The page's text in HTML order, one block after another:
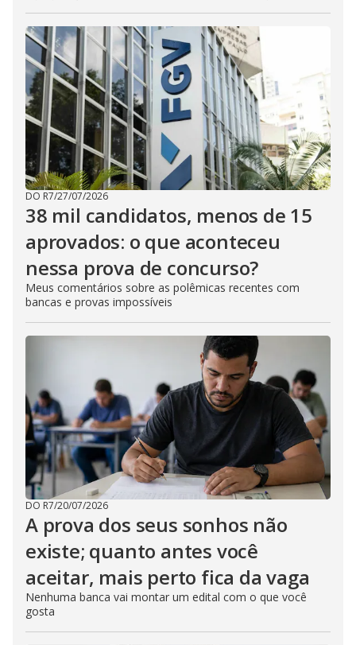
DO R7/27/07/2026
38 mil candidatos, menos de 15
aprovados: o que aconteceu
nessa prova de concurso?
Meus comentários sobre as polêmicas recentes com
bancas e provas impossíveis
DO R7/20/07/2026
A prova dos seus sonhos não
existe; quanto antes você
aceitar, mais perto fica da vaga
Nenhuma banca vai montar um edital com o que você
gosta